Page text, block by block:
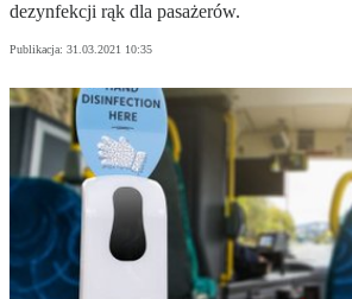
dezynfekcji rąk dla pasażerów.
Publikacja: 31.03.2021 10:35